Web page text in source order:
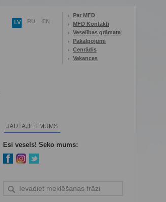
LV RU EN
Par MFD
MFD Kontakti
Veselības grāmata
Pakalpojumi
Cenrādis
Vakances
JAUTĀJIET MUMS
Esi vesels! Seko mums: